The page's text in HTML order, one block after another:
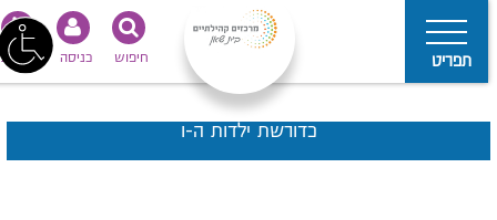
תפריט נגישות כניסה חיפוש
כדורשת ילדות ה-ו